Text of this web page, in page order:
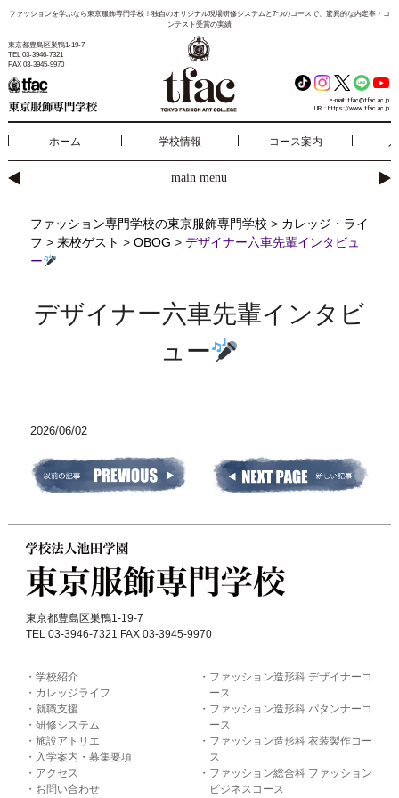
ファッションを学ぶなら東京服飾専門学校！独自のオリジナル現場研修システムと7つのコースで、驚異的な内定率・コ
ンテスト受賞の実績
東京都豊島区巣鴨1-19-7
TEL 03-3946-7321
FAX 03-3945-9970
e-mail: tfac@tfac.ac.jp
URL: https://www.tfac.ac.jp
ホーム 学校情報 コース案内
main menu
ファッション専門学校の東京服飾専門学校 > カレッジ・ライ
フ > 来校ゲスト > OBOG > デザイナー六車先輩インタビュ
ー
デザイナー六車先輩インタビ
ュー
2026/06/02
東京都豊島区巣鴨1-19-7
TEL 03-3946-7321 FAX 03-3945-9970
学校紹介
カレッジライフ
就職支援
研修システム
施設アトリエ
入学案内・募集要項
アクセス
お問い合わせ
ファッション造形科 デザイナーコ
ース
ファッション造形科 パタンナーコ
ース
ファッション造形科 衣装製作コー
ス
ファッション総合科 ファッション
ビジネスコース